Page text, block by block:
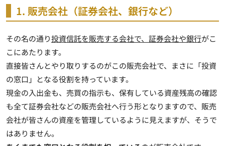
1. 販売会社（証券会社、銀行など）
その名の通り投資信託を販売する会社で、証券会社や銀行がこ
こにあたります。
直接皆さんとやり取りするのがこの販売会社で、まさに「投資
の窓口」となる役割を持っています。
現金の入出金も、売買の指示も、保有している資産残高の確認
も全て証券会社などの販売会社へ行う形となりますので、販売
会社が皆さんの資産を管理しているように見えますが、そうで
はありません。